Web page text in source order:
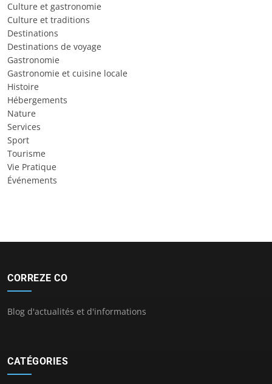
Culture et gastronomie
Culture et traditions
Destinations
Destinations de voyage
Gastronomie
Gastronomie et cuisine locale
Histoire
Hébergements
Nature
Services
Sport
Tourisme
Vie Pratique
Événements
CORREZE CO
Blog d'actualités et d'informations
CATÉGORIES